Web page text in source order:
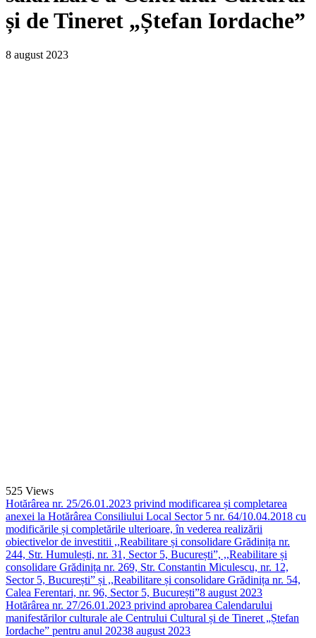
și de Tineret „Ștefan Iordache”
8 august 2023
525 Views
Hotărârea nr. 25/26.01.2023 privind modificarea și completarea
anexei la Hotărârea Consiliului Local Sector 5 nr. 64/10.04.2018 cu
modificările și completările ulterioare, în vederea realizării
obiectivelor de investitii ,,Reabilitare și consolidare Grădinița nr.
244, Str. Humulești, nr. 31, Sector 5, București”, ,,Reabilitare și
consolidare Grădinița nr. 269, Str. Constantin Miculescu, nr. 12,
Sector 5, București” și ,,Reabilitare și consolidare Grădinița nr. 54,
Calea Ferentari, nr. 96, Sector 5, București”8 august 2023
Hotărârea nr. 27/26.01.2023 privind aprobarea Calendarului
manifestărilor culturale ale Centrului Cultural și de Tineret „Ștefan
Iordache” pentru anul 20238 august 2023